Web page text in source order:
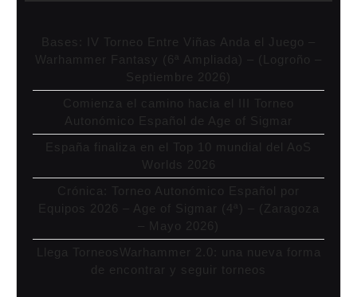
Bases: IV Torneo Entre Viñas Anda el Juego –
Warhammer Fantasy (6ª Ampliada) – (Logroño –
Septiembre 2026)
Comienza el camino hacia el III Torneo
Autonómico Español de Age of Sigmar
España finaliza en el Top 10 mundial del AoS
Worlds 2026
Crónica: Torneo Autonómico Español por
Equipos 2026 – Age of Sigmar (4ª) – (Zaragoza
– Mayo 2026)
Llega TorneosWarhammer 2.0: una nueva forma
de encontrar y seguir torneos